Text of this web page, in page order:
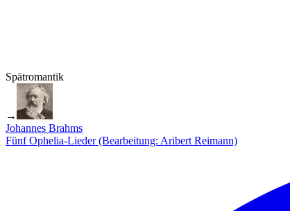
Spätromantik
→
Johannes Brahms
Fünf Ophelia-Lieder (Bearbeitung: Aribert Reimann)